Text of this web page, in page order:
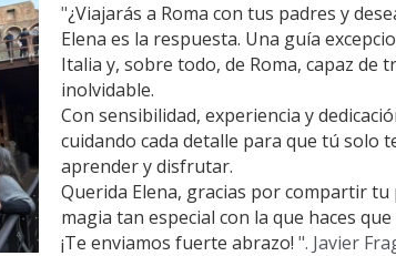
"¿Viajarás a Roma con tus padres y
Elena es la respuesta. Una guía
Italia y, sobre todo, de Roma, capaz
inolvidable.
Con sensibilidad, experiencia y
cuidando cada detalle para que tú solo
aprender y disfrutar.
Querida Elena, gracias por compartir
magia tan especial con la que haces
¡Te enviamos fuerte abrazo! ". Javier